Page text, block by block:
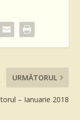
URMĂTORUL
– Ianuarie 2018